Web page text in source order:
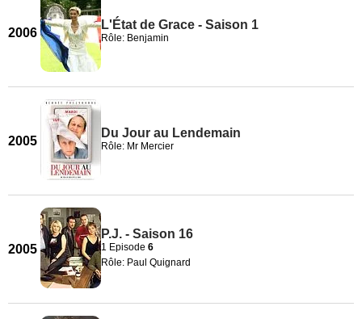
2006
L'État de Grace - Saison 1
Rôle: Benjamin
2005
Du Jour au Lendemain
Rôle: Mr Mercier
2005
P.J. - Saison 16
1 Episode 6
Rôle: Paul Quignard